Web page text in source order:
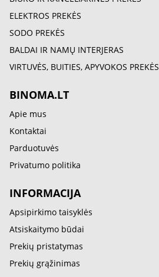
ELEKTROS PREKĖS
SODO PREKĖS
BALDAI IR NAMŲ INTERJERAS
VIRTUVĖS, BUITIES, APYVOKOS PREKĖS
BINOMA.LT
Apie mus
Kontaktai
Parduotuvės
Privatumo politika
INFORMACIJA
Apsipirkimo taisyklės
Atsiskaitymo būdai
Prekių pristatymas
Prekių grąžinimas